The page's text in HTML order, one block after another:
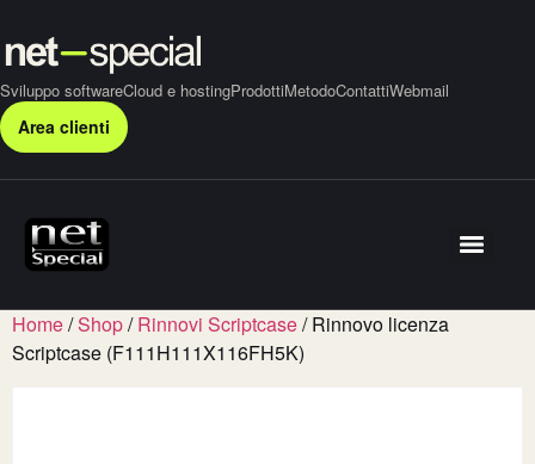
Sviluppo softwareCloud e hostingProdottiMetodoContattiWebmail
Area clienti
Home/Shop/Rinnovi Scriptcase/ Rinnovo licenza
Scriptcase (F111H111X116FH5K)